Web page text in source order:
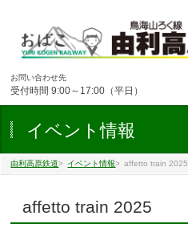
お問い合わせ先
受付時間 9:00～17:00（平日）
イベント情報
由利高原鉄道> イベント情報> affetto train 2025
affetto train 2025